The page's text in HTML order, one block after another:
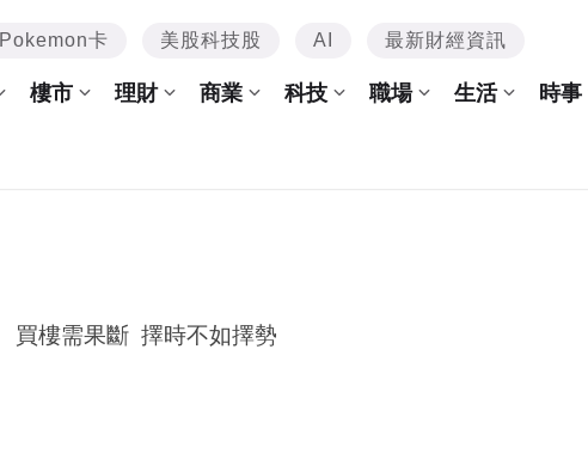
Pokemon卡 美股科技股 AI 最新財經資訊
樓市 理財 商業 科技 職場 生活 時事
買樓需果斷 擇時不如擇勢